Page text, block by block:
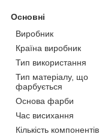
Основні
Виробник
Країна виробник
Тип використання
Тип матеріалу, що
фарбується
Основа фарби
Час висихання
Кількість компонентів